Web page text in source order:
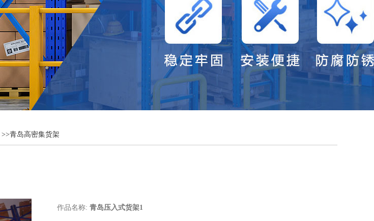
>>青岛高密集货架
作品名称: 青岛压入式货架1